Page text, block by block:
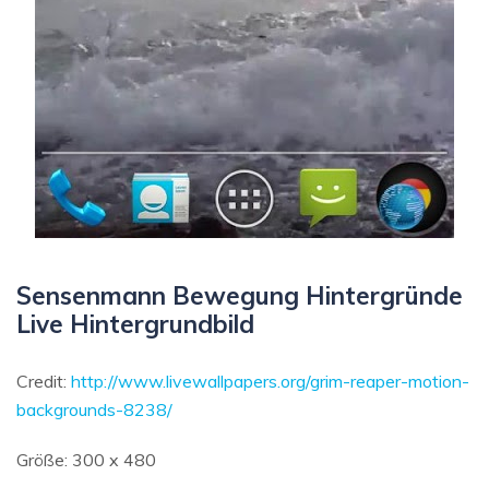
Sensenmann Bewegung Hintergründe
Live Hintergrundbild
Credit: http://www.livewallpapers.org/grim-reaper-motion-
backgrounds-8238/
Größe: 300 x 480